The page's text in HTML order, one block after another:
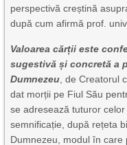
perspectivă creștină
după cum afirmă prof.
Valoarea cărții este
sugestivă și concretă a
Dumnezeu, de Creatorul
dat morții pe Fiul Său
se adresează tuturor
semnificație, după rețeta
Dumnezeu, modul în